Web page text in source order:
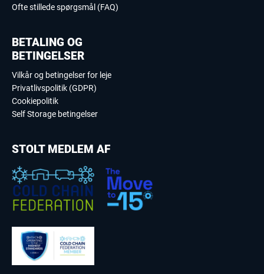
Ofte stillede spørgsmål (FAQ)
BETALING OG
BETINGELSER
Vilkår og betingelser for leje
Privatlivspolitik (GDPR)
Cookiepolitik
Self Storage betingelser
STOLT MEDLEM AF